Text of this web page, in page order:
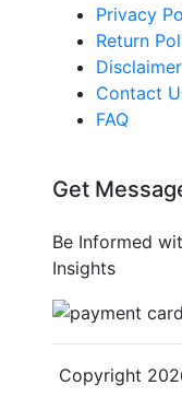
Privacy
Return
Disclaimer
Contact
FAQ
Get
Be Informed
Insights
Copyright